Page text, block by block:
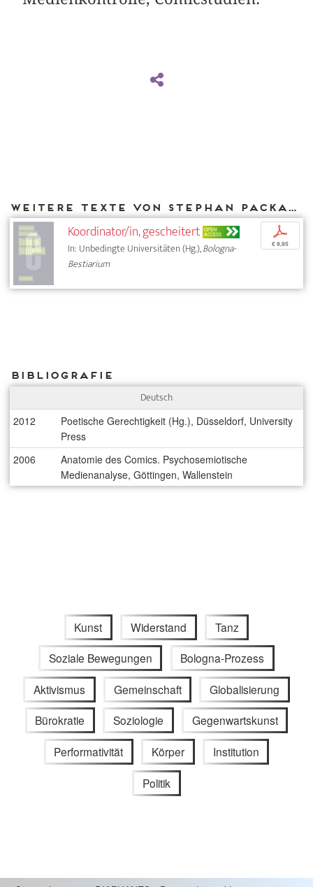
Weitere Texte von Stephan Packard bei DIAPHANES
Koordinator/in, gescheitert OPEN
ACCESS
In: Unbedingte Universitäten (Hg.),Bologna-
Bestiarium
p
€ 9,95
Bibliografie
Deutsch
2012
Poetische Gerechtigkeit (Hg.), Düsseldorf, University
Press
2006
Anatomie des Comics. Psychosemiotische
Medienanalyse, Göttingen, Wallenstein
Kunst Widerstand Tanz
Soziale Bewegungen Bologna-Prozess
Aktivismus Gemeinschaft Globalisierung
Bürokratie Soziologie Gegenwartskunst
Performativität Körper Institution
Politik